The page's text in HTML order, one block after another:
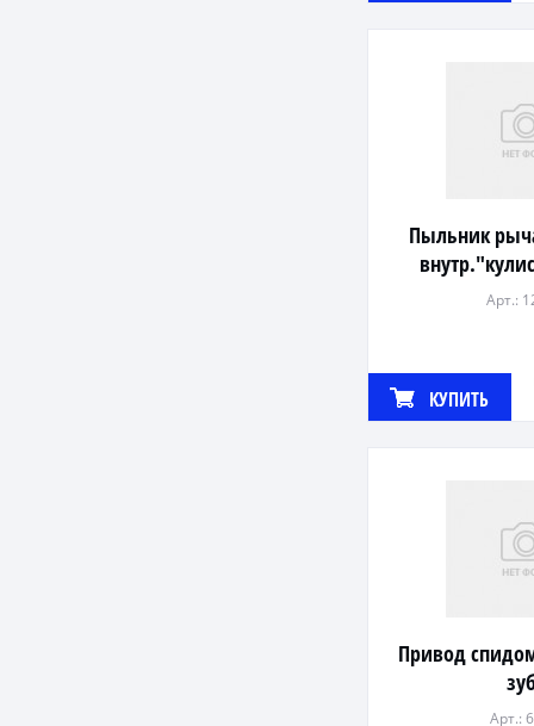
Пыльник
Арт.:
КУПИТЬ
Привод
Арт.: